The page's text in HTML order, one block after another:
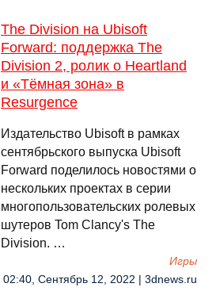
The Division на Ubisoft
Forward: поддержка The
Division 2, ролик о Heartland
и «Тёмная зона» в
Resurgence
Издательство Ubisoft в рамках
сентябрьского выпуска Ubisoft
Forward поделилось новостями о
нескольких проектах в серии
многопользовательских ролевых
шутеров Tom Clancy's The
Division. …
Игры
02:40, Сентябрь 12, 2022 | 3dnews.ru